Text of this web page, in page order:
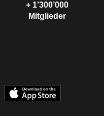
+ 1’300’000
Mitglieder